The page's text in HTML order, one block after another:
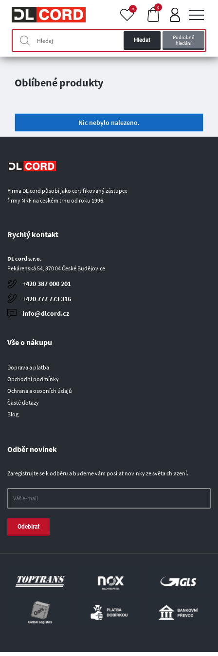
Hledat
Podrobné
hledání
0 0
Oblíbené produkty
Nic nebylo nalezeno.
Firma DL cord působí jako certifikovaný zástupce
firmy NRF na českém trhu od roku 1996.
Rychlý kontakt
DL cord s.r.o.
Pekárenská 54, 370 04 České Budějovice
+420 387 000 201
+420 777 773 316
info@dlcord.cz
Vše o nákupu
Doprava a platba
Obchodní podmínky
Ochrana a osobních údajů
Časté dotazy
Blog
Odběr novinek
Zaregistrujte se k odběru a budeme vám posílat novinky ze světa chlazení.
Odebírat